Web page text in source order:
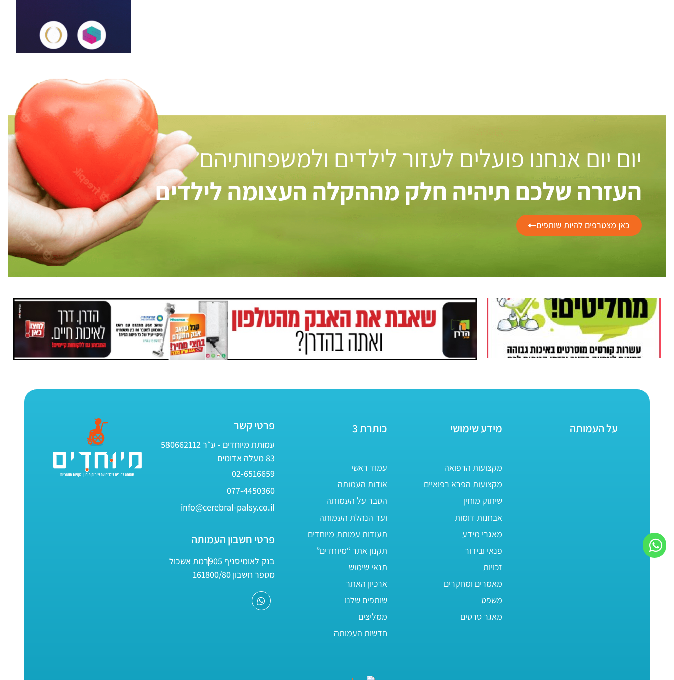
יום יום אנחנו פועלים לעזור לילדים ולמשפחותיהם
העזרה שלכם תיהיה חלק מההקלה העצומה לילדים
כאן מצטרפים להיות שותפים
על העמותה מידע שימושי
מקצועות הרפואה
מקצועות הפרא רפואיים
שיתוק מוחין
אבחנות דומות
מאגרי מידע
פנאי ובידור
זכויות
מאמרים ומחקרים
משפט
מאגר סרטים
כותרת 3
עמוד ראשי
אודות העמותה
הסבר על העמותה
ועד הנהלת העמותה
תעודות עמותת מיוחדים
תקנון אתר “מיוחדים”
תנאי שימוש
ארכיון האתר
שותפים שלנו
ממליצים
חדשות העמותה
פרטי קשר
עמותת מיוחדים - ע״ר 580662112
83 מעלה אדומים
02-6516659
077-4450360
info@cerebral-palsy.co.il
פרטי חשבון העמותה
בנק לאומיסניף 905
רמת אשכול
מספר חשבון 161800/80